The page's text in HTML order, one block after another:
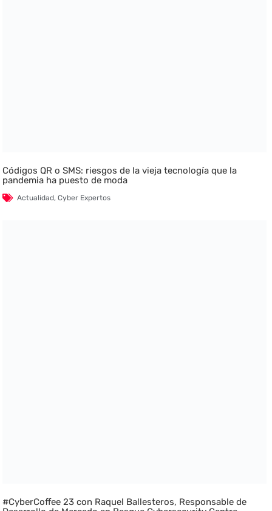
Códigos QR o SMS: riesgos de la vieja tecnología que la
pandemia ha puesto de moda
Actualidad,Cyber Expertos
#CyberCoffee 23 con Raquel Ballesteros, Responsable de